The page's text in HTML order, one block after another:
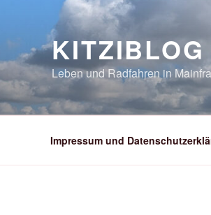
KITZIBLOG
Leben und Radfahren in
Impressum und